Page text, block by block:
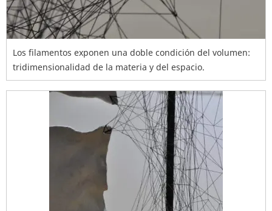
Los filamentos exponen una doble condición del volumen:
tridimensionalidad de la materia y del espacio.